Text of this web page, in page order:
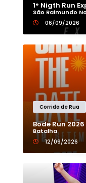
1° Nigth Run
São Raimundo
06/09/2026
Corrida de Rua
Bode Run 2026
Batalha
12/09/2026